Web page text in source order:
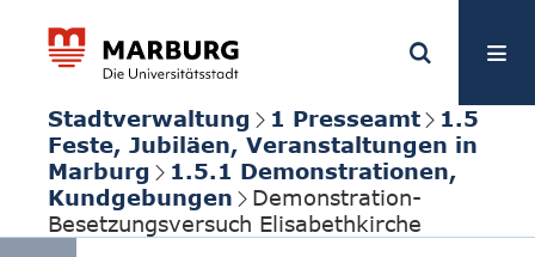
Stadtverwaltung 1 Presseamt
1.5
Feste, Jubiläen, Veranstaltungen in
Marburg
1.5.1 Demonstrationen,
Kundgebungen
Demonstration-
Besetzungsversuch Elisabethkirche